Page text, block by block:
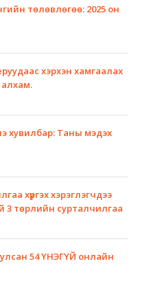
төлөвлөгөө: 2025 он
хэрхэн хамгаалах
алхам.
хувилбар: Таны мэдэх
хүргэх хэрэглэгчдээ
3 төрлийн сурталчилгаа
54 ҮНЭГҮЙ онлайн